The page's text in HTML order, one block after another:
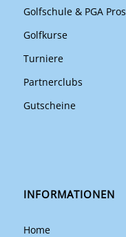
Golfschule & PGA Pros
Golfkurse
Turniere
Partnerclubs
Gutscheine
INFORMATIONEN
Home